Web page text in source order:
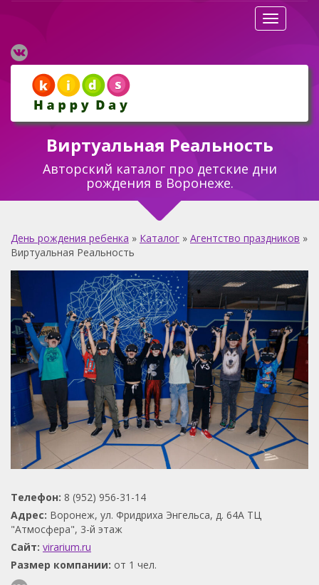
Виртуальная Реальность
Авторский каталог про детские дни
рождения в Воронеже.
День рождения ребенка » Каталог » Агентство праздников »
Виртуальная Реальность
Телефон: 8 (952) 956-31-14
Адрес: Воронеж, ул. Фридриха Энгельса, д. 64А ТЦ
"Атмосфера", 3-й этаж
Сайт: virarium.ru
Размер компании: от 1 чел.